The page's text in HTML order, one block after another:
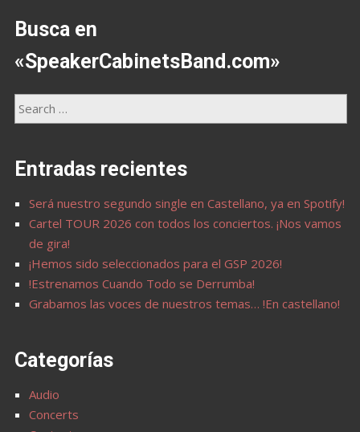
Busca en
«SpeakerCabinetsBand.com»
Entradas recientes
Será nuestro segundo single en Castellano, ya en Spotify!
Cartel TOUR 2026 con todos los conciertos. ¡Nos vamos
de gira!
¡Hemos sido seleccionados para el GSP 2026!
!Estrenamos Cuando Todo se Derrumba!
Grabamos las voces de nuestros temas… !En castellano!
Categorías
Audio
Concerts